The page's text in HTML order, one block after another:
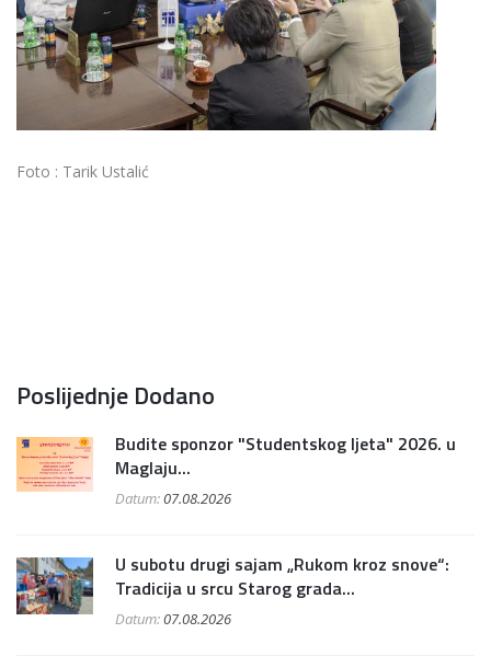
Foto : Tarik Ustalić
Poslijednje Dodano
Budite sponzor "Studentskog ljeta" 2026. u
Maglaju...
Datum:07.08.2026
U subotu drugi sajam „Rukom kroz snove“:
Tradicija u srcu Starog grada...
Datum:07.08.2026